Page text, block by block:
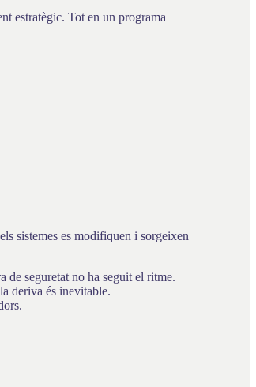
estratègic. Tot en un programa
sistemes es modifiquen i sorgeixen
de seguretat no ha seguit el ritme.
deriva és inevitable.